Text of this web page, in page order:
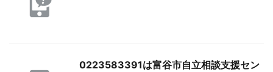
0223583391は富谷市自立相談支援セン